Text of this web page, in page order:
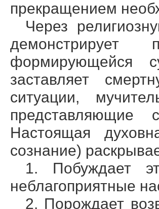
прекращением
Через
демонстрирует
формирующейся
заставляет
ситуации,
Настоящая
сознание)
1. Побуждает
неблагоприятные
2. Порождает